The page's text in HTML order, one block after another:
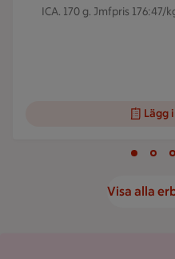
ICA. 170 g. Jmfpris 176:47/
Lägg
Bild 1
Visa alla